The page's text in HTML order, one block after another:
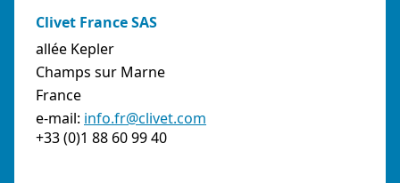
Clivet France SAS
allée Kepler
Champs sur Marne
France
e-mail: info.fr@clivet.com
+33 (0)1 88 60 99 40